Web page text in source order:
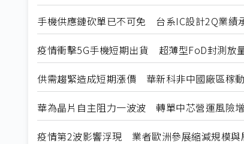
手機供應鏈砍單已不可免 台系IC設計2Q業績
疫情衝擊5G手機短期出貨 超薄型FoD封測放
供需趨緊造成短期漲價 華新科非中國廠區稼
華為晶片自主阻力一波波 轉單中芯營運風險增
疫情第2波影響浮現 業者歐洲參展縮減規模與